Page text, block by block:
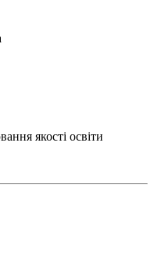
якості освіти